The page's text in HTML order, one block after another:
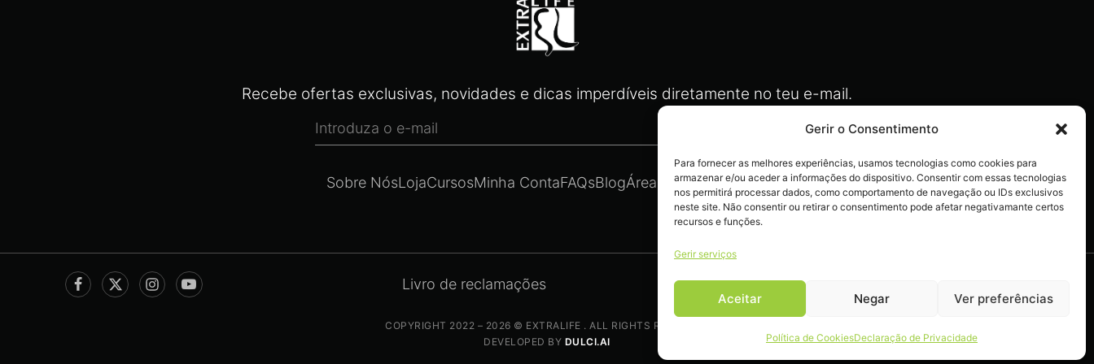
Gerir o Consentimento
Para fornecer as melhores experiências, usamos tecnologias como cookies para
armazenar e/ou aceder a informações do dispositivo. Consentir com essas tecnologias
nos permitirá processar dados, como comportamento de navegação ou IDs exclusivos
neste site. Não consentir ou retirar o consentimento pode afetar negativamante certos
recursos e funções.
Gerir serviços
Aceitar Negar Ver preferências
Política de CookiesDeclaração de Privacidade
Recebe ofertas exclusivas, novidades e dicas imperdíveis diretamente no teu e-mail.
Sobre NósLojaCursosMinha ContaFAQsBlogÁrea LegalContactos
Livro de reclamações
COPYRIGHT 2022 – 2026 © EXTRALIFE . ALL RIGHTS RESERVED.
DEVELOPED BY DULCI.AI